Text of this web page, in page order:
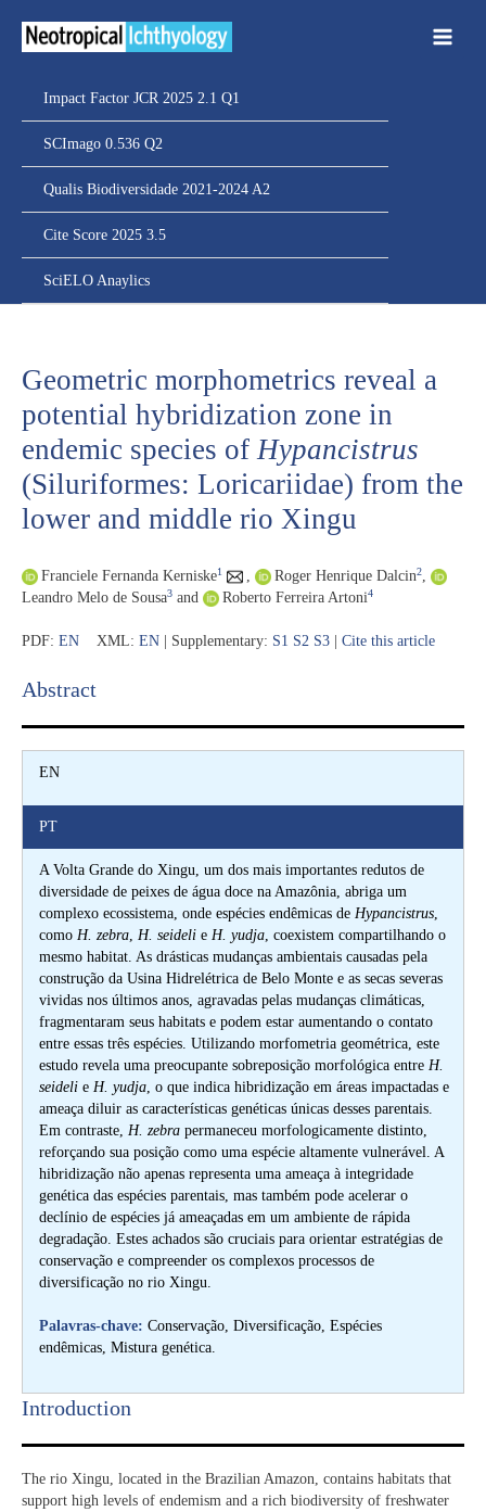
Impact Factor JCR 2025 2.1 Q1
SCImago 0.536 Q2
Qualis Biodiversidade 2021-2024 A2
Cite Score 2025 3.5
SciELO Anaylics
Geometric morphometrics reveal a
potential hybridization zone in
endemic species of Hypancistrus
(Siluriformes: Loricariidae) from the
lower and middle rio Xingu
Franciele Fernanda Kerniske1 Roger Henrique Dalcin2
Leandro Melo de Sousa3 and Roberto Ferreira Artoni4
PDF: EN XML: EN | Supplementary: S1 S2 S3 Cite this article
Abstract​
EN
PT
A Volta Grande do Xingu, um dos mais importantes redutos de
diversidade de peixes de água doce na Amazônia, abriga um
complexo ecossistema, onde espécies endêmicas de Hypancistrus
como H. zebra H. seideli e H. yudja , coexistem compartilhando o
mesmo habitat. As drásticas mudanças ambientais causadas pela
construção da Usina Hidrelétrica de Belo Monte e as secas severas
vividas nos últimos anos, agravadas pelas mudanças climáticas,
fragmentaram seus habitats e podem estar aumentando o contato
entre essas três espécies. Utilizando morfometria geométrica, este
estudo revela uma preocupante sobreposição morfológica entre H.
seideli e H. yudja , o que indica hibridização em áreas impactadas e
ameaça diluir as características genéticas únicas desses parentais.
Em contraste, H. zebra permaneceu morfologicamente distinto,
reforçando sua posição como uma espécie altamente vulnerável. A
hibridização não apenas representa uma ameaça à integridade
genética das espécies parentais, mas também pode acelerar o
declínio de espécies já ameaçadas em um ambiente de rápida
degradação. Estes achados são cruciais para orientar estratégias de
conservação e compreender os complexos processos de
diversificação no rio Xingu.
Palavras-chave: Conservação, Diversificação, Espécies
endêmicas, Mistura genética.
Introduction​
The rio Xingu, located in the Brazilian Amazon, contains habitats that
support high levels of endemism and a rich biodiversity of freshwater